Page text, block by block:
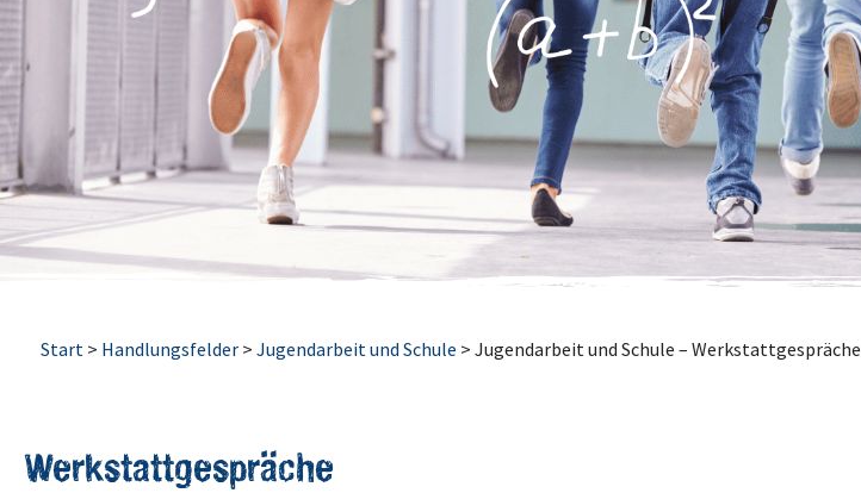
Start> Handlungsfelder> Jugendarbeit und Schule > Jugendarbeit und Schule – Werkstattgespräche
Werkstattgespräche